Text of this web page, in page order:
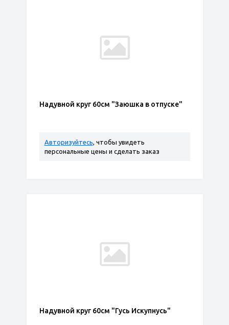
Надувной круг 60см "Заюшка в отпуске"
Авторизуйтесь, чтобы увидеть
персональные цены и сделать заказ
Надувной круг 60см "Гусь Искупнусь"